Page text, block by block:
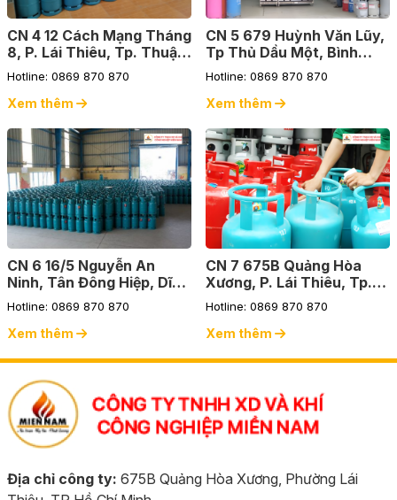
CN 4 12 Cách Mạng Tháng
8, P. Lái Thiêu, Tp. Thuận
An, Bình Dương
Hotline: 0869 870 870
Xem thêm
CN 5 679 Huỳnh Văn Lũy,
Tp Thủ Dầu Một, Bình
Dương
Hotline: 0869 870 870
Xem thêm
CN 6 16/5 Nguyễn An
Ninh, Tân Đông Hiệp, Dĩ
An, Bình Dương
Hotline: 0869 870 870
Xem thêm
CN 7 675B Quảng Hòa
Xương, P. Lái Thiêu, Tp.
Thuận An, Bình Dương
Hotline: 0869 870 870
Xem thêm
Địa chỉ công ty: 675B Quảng Hòa Xương, Phường Lái